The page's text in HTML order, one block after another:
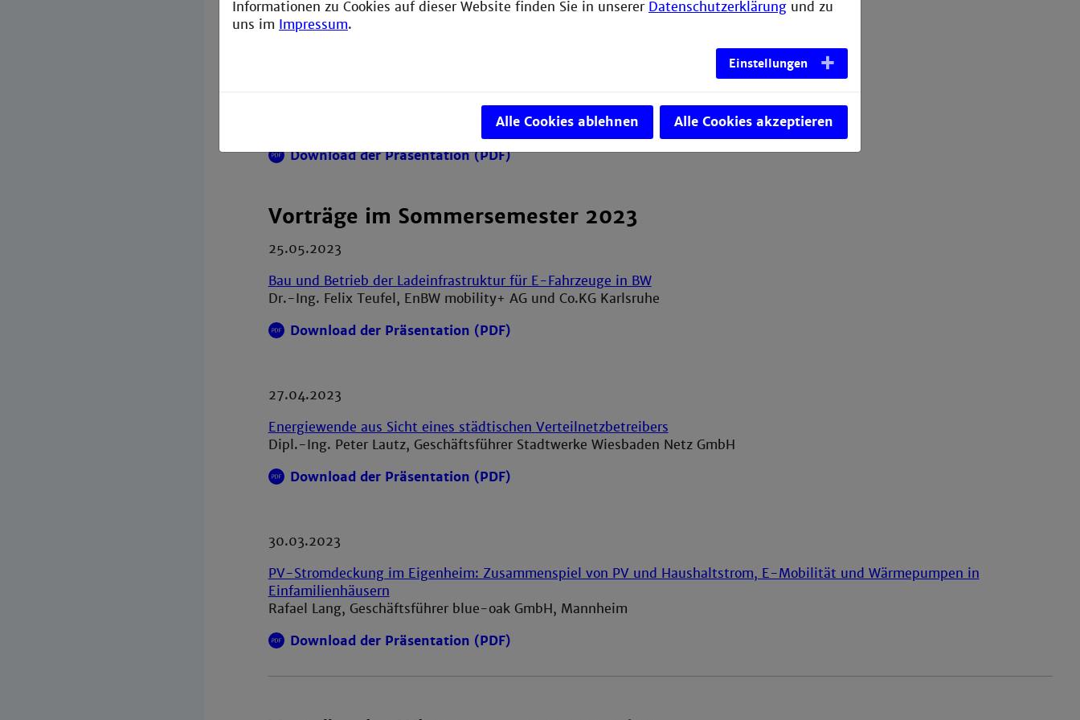
Download der Präsentation (PDF)
Großwärmepumpen - Ein wenig Theorie und viele Praxisbeispiele
Dr.-Ing. Olaf Thun, Senior Project Manager, INP Deutschland GmbH
Download der Präsentation (PDF)
Vorträge im Sommersemester 2023
25.05.2023
Bau und Betrieb der Ladeinfrastruktur für E-Fahrzeuge in BW
Dr.-Ing. Felix Teufel, EnBW mobility+ AG und Co.KG Karlsruhe
Download der Präsentation (PDF)
27.04.2023
Energiewende aus Sicht eines städtischen Verteilnetzbetreibers
Dipl.-Ing. Peter Lautz, Geschäftsführer Stadtwerke Wiesbaden Netz GmbH
Download der Präsentation (PDF)
30.03.2023
PV-Stromdeckung im Eigenheim: Zusammenspiel von PV und Haushaltstrom, E-Mobilität und Wärmepumpen in
Einfamilienhäusern
Rafael Lang, Geschäftsführer blue-oak GmbH, Mannheim
Download der Präsentation (PDF)
Informationen zu Cookies auf dieser Website finden Sie in unserer Datenschutzerklärung und zu
uns im Impressum.
Einstellungen
Alle Cookies ablehnen Alle Cookies akzeptieren